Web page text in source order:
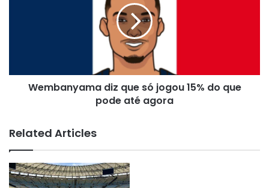
pode
Wembanyama diz que só jogou 15% do que
pode até agora
Related Articles